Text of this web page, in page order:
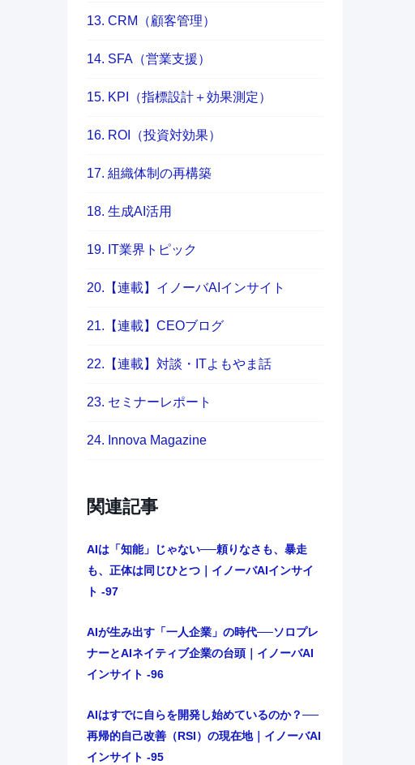
13. CRM（顧客管理）
14. SFA（営業支援）
15. KPI（指標設計＋効果測定）
16. ROI（投資対効果）
17. 組織体制の再構築
18. 生成AI活用
19. IT業界トピック
20.【連載】イノーバAIインサイト
21.【連載】CEOブログ
22.【連載】対談・ITよもやま話
23. セミナーレポート
24. Innova Magazine
関連記事
AIは「知能」じゃない──頼りなさも、暴走
も、正体は同じひとつ｜イノーバAIインサイ
ト -97
AIが生み出す「一人企業」の時代──ソロプレ
ナーとAIネイティブ企業の台頭｜イノーバAI
インサイト -96
AIはすでに自らを開発し始めているのか？──
再帰的自己改善（RSI）の現在地｜イノーバAI
インサイト -95